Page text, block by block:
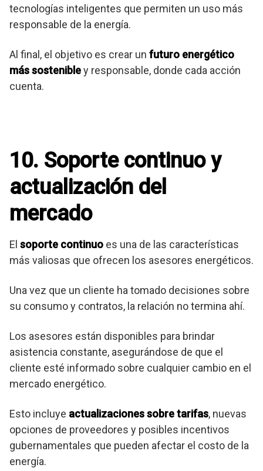
tecnologías inteligentes que permiten un uso más
responsable de la energía.
Al final, el objetivo es crear un futuro energético
más sostenibley responsable, donde cada acción
cuenta.
10. Soporte continuo y
actualización del
mercado
El soporte continuo es una de las características
más valiosas que ofrecen los asesores energéticos.
Una vez que un cliente ha tomado decisiones sobre
su consumo y contratos, la relación no termina ahí.
Los asesores están disponibles para brindar
asistencia constante, asegurándose de que el
cliente esté informado sobre cualquier cambio en el
mercado energético.
Esto incluye actualizaciones sobre tarifas, nuevas
opciones de proveedores y posibles incentivos
gubernamentales que pueden afectar el costo de la
energía.